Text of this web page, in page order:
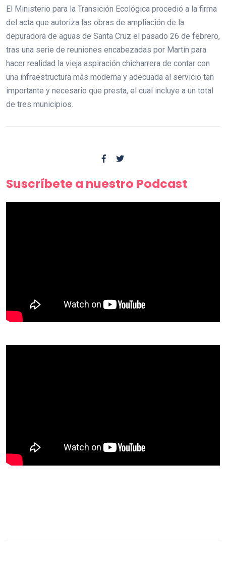
El Ministerio para la Transición Ecológica procedió a la firma
del acta que autoriza las obras de ampliación de la
depuradora de aguas de Santa Cruz el pasado 26 de febrero,
tras una serie de reuniones encabezadas por Martín para
hacer realidad la vieja aspiración chicharrera de contar con
una infraestructura más moderna y adecuada al servicio tan
importante y necesario que presta, el cual incluye a un total
de tres municipios.
Suscríbete a nuestro Podcast